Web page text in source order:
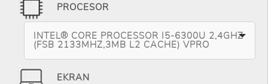
PROCESOR
INTEL® CORE PROCESSOR I5-6300U 2,4GHZ
(FSB 2133MHZ,3MB L2 CACHE) VPRO
EKRAN